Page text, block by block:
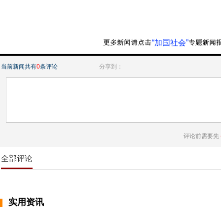
“加国社会”
当前新闻共有0条评论 分享到：
评论前需要先
全部评论
实用资讯